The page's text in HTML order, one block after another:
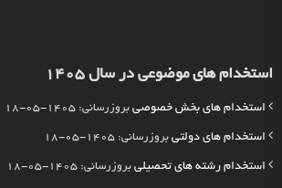
استخدام های موضوعی در سال 1405
استخدام های بخش خصوصی بروزرسانی: 1405-05-18
استخدام های دولتی بروزرسانی: 1405-05-18
استخدام رشته های تحصیلی بروزرسانی: 1405-05-18